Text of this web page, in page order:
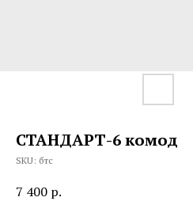
СТАНДАРТ-6 комод
SKU: бтс
7 400 р.